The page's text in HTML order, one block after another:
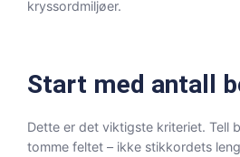
kryssordmiljøer.
Start med antall
Dette er det viktigste kriteriet. Tell
tomme feltet – ikke stikkordets